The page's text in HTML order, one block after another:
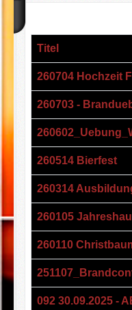
Titel
260704 Hochzeit
260703 -
260514 Bierfest
260314
260105
260110
092 30.09.2025 -